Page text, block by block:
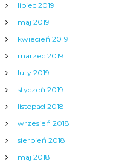
lipiec 2019
maj 2019
kwiecień 2019
marzec 2019
luty 2019
styczeń 2019
listopad 2018
wrzesień 2018
sierpień 2018
maj 2018